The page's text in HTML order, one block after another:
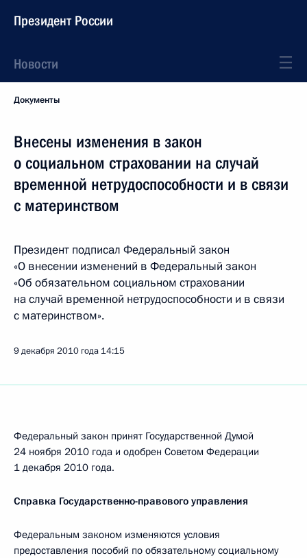
Президент России
Новости
Документы
Внесены изменения в закон
о социальном страховании на случай
временной нетрудоспособности и в связи
с материнством
Президент подписал Федеральный закон
«О внесении изменений в Федеральный закон
«Об обязательном социальном страховании
на случай временной нетрудоспособности и в связи
с материнством».
9 декабря 2010 года 14:15
Федеральный закон принят Государственной Думой
24 ноября 2010 года и одобрен Советом Федерации
1 декабря 2010 года.
Справка Государственно-правового управления
Федеральным законом изменяются условия
предоставления пособий по обязательному социальному